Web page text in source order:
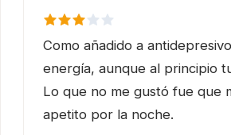
Como añadido a
energía, aunque al principio
Lo que no me gustó fue que
apetito por la noche.